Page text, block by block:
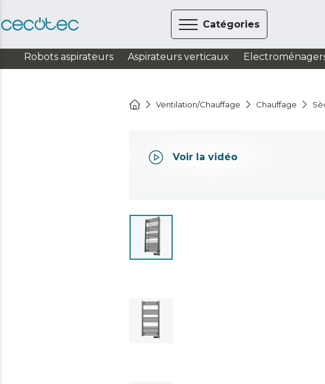
Catégories
Robots aspirateurs Aspirateurs verticaux
Ventilation/Chauffage Chauffage
Voir la vidéo